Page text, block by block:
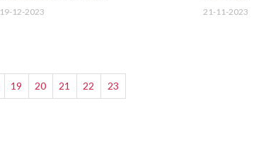
19-12-2023 21-11-2023
19 20 21 22 23